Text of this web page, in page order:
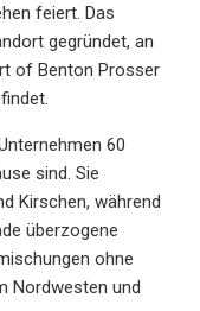
feiert. Das
gegründet, an
of Benton Prosser
60
sind. Sie
Kirschen, während
überzogene
ohne
Nordwesten und